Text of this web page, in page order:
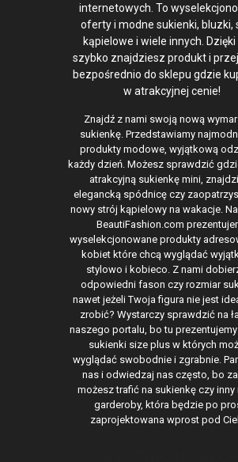
internetowych. To
oferty i modne sukienki, bluzki,
kąpielowe i wiele innych.
szybko znajdziesz produkt i
bezpośrednio do sklepu gdzie
w atrakcyjnej cenie!
Znajdź z nami swoją nową
sukienkę. Przedstawiamy
produkty modowe, wyjątkową
każdy dzień. Możesz sprawdzić
atrakcyjną sukienkę mini,
elegancką spódnicę czy
nowy strój kąpielowy na wakacje. Na
BeautiFashion.com
wyselekcjonowane produkty
kobiet które chcą wyglądać
stylowo i kobieco. Z nami
odpowiedni fason czy rozmiar
nawet jeżeli Twoja figura nie jest
zrobić? Wystarczy sprawdzić na
naszego portalu, bo tu
sukienki size plus w których
wyglądać swobodnie i zgrabnie.
nas i odwiedzaj nas często, bo
możesz trafić na sukienkę czy inny
garderoby, która będzie po
zaprojektowana wprost pod